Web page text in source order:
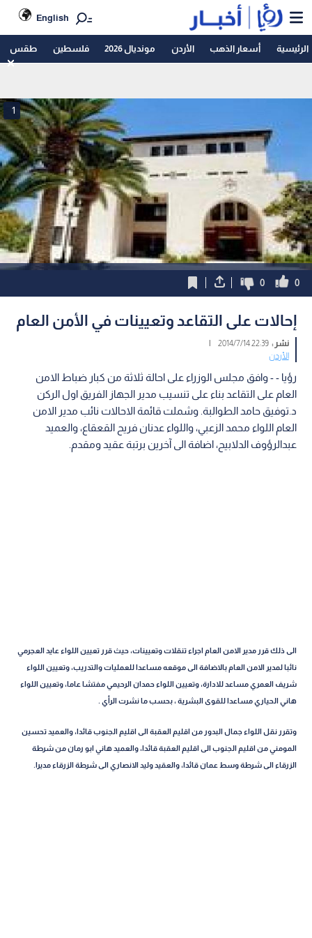
English
الرئيسية أسعار الذهب الأردن مونديال 2026 فلسطين طقس
1
0
0
إحالات على التقاعد وتعيينات في الأمن العام
نشر :22:39 2014/7/14
|
الأردن
رؤيا - - وافق مجلس الوزراء على احالة ثلاثة من كبار ضباط الامن
العام على التقاعد بناء على تنسيب مدير الجهاز الفريق اول الركن
د.توفيق حامد الطوالبة. وشملت قائمة الاحالات نائب مدير الامن
العام اللواء محمد الزعبي، واللواء عدنان فريح القعقاع، والعميد
عبدالرؤوف الدلابيح، اضافة الى آخرين برتبة عقيد ومقدم.
الى ذلك قرر مدير الامن العام اجراء تنقلات وتعيينات، حيث قرر تعيين اللواء عايد العجرمي
نائبا لمدير الامن العام بالاضافة الى موقعه مساعدا للعمليات والتدريب، وتعيين اللواء
شريف العمري مساعد للادارة، وتعيين اللواء حمدان الرحيمي مفتشا عاما، وتعيين اللواء
هاني الحياري مساعدا للقوى البشرية ، بحسب ما نشرت الرأي .
وتقرر نقل اللواء جمال البدور من اقليم العقبة الى اقليم الجنوب قائدا، والعميد تحسين
المومني من اقليم الجنوب الى اقليم العقبة قائدا، والعميد هاني ابو رمان من شرطة
الزرقاء الى شرطة وسط عمان قائدا، والعقيد وليد الانصاري الى شرطة الزرقاء مديرا.